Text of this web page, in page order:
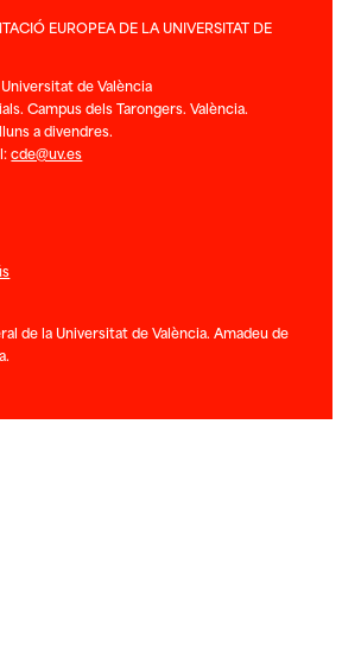
EUROPEA DE LA UNIVERSITAT DE
de València
Campus dels Tarongers. València.
a divendres.
cde@uv.es
de la Universitat de València. Amadeu de